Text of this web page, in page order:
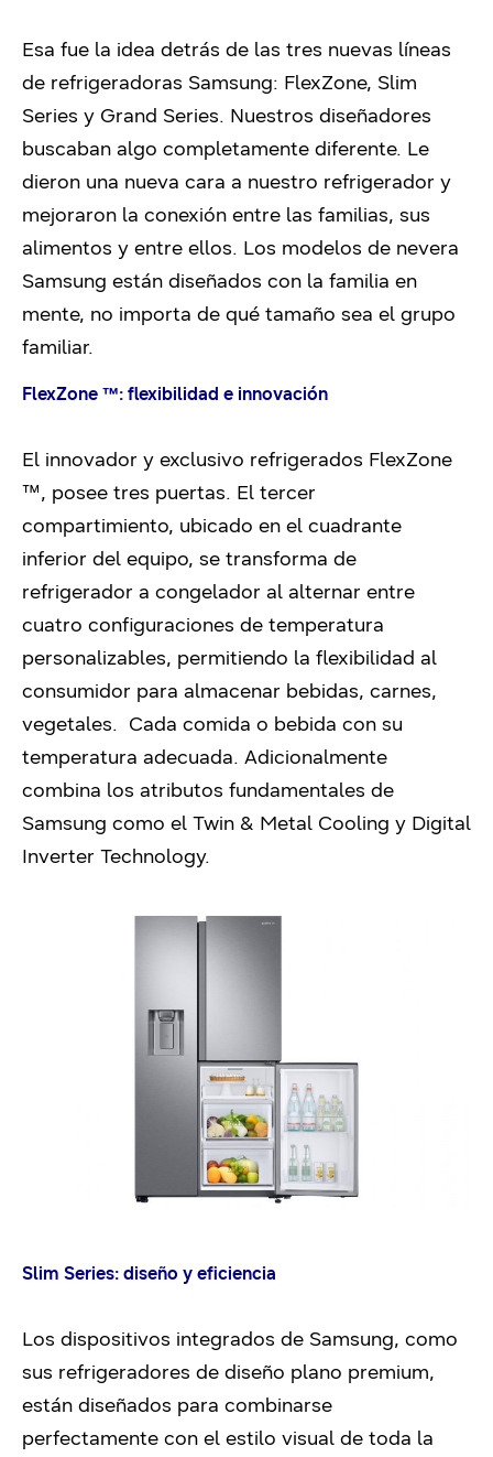
Esa fue la idea detrás de las tres nuevas líneas
de refrigeradoras Samsung: FlexZone, Slim
Series y Grand Series. Nuestros diseñadores
buscaban algo completamente diferente. Le
dieron una nueva cara a nuestro refrigerador y
mejoraron la conexión entre las familias, sus
alimentos y entre ellos. Los modelos de nevera
Samsung están diseñados con la familia en
mente, no importa de qué tamaño sea el grupo
familiar.
FlexZone ™: flexibilidad e innovación
El innovador y exclusivo refrigerados FlexZone
™, posee tres puertas. El tercer
compartimiento, ubicado en el cuadrante
inferior del equipo, se transforma de
refrigerador a congelador al alternar entre
cuatro configuraciones de temperatura
personalizables, permitiendo la flexibilidad al
consumidor para almacenar bebidas, carnes,
vegetales. Cada comida o bebida con su
temperatura adecuada. Adicionalmente
combina los atributos fundamentales de
Samsung como el Twin & Metal Cooling y Digital
Inverter Technology.
Slim Series: diseño y eficiencia
Los dispositivos integrados de Samsung, como
sus refrigeradores de diseño plano premium,
están diseñados para combinarse
perfectamente con el estilo visual de toda la